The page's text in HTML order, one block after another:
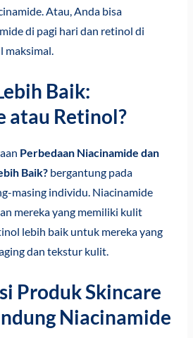
Atau, Anda bisa
di pagi hari dan retinol di
maksimal.
Baik:
atau Retinol?
Perbedaan Niacinamide dan
Baik?bergantung pada
masing individu. Niacinamide
mereka yang memiliki kulit
lebih baik untuk mereka yang
dan tekstur kulit.
Produk Skincare
Niacinamide